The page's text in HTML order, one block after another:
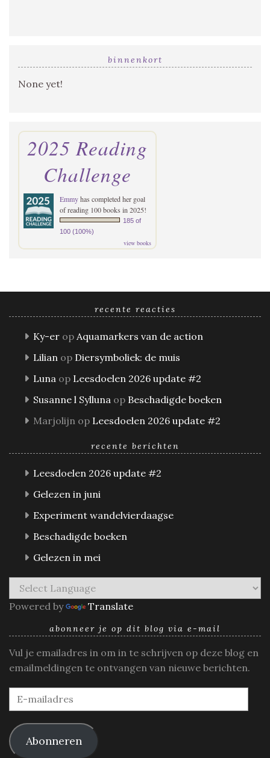
binnenkort
None yet!
2025 Reading
Challenge
Emmyhas completed her goal
of reading 100 books in 2025!
185 of
100 (100%)
view books
recente reacties
Ky-er op Aquamarkers van de action
Lilian op Diersymboliek: de muis
Luna op Leesdoelen 2026 update #2
Susanne l Sylluna op Beschadigde boeken
Marjolijn op Leesdoelen 2026 update #2
recente berichten
Leesdoelen 2026 update #2
Gelezen in juni
Experiment wandelvierdaagse
Beschadigde boeken
Gelezen in mei
Powered by Translate
abonneer je op dit blog via e-mail
Vul je emailadres in om in te schrijven op deze blog en
emailmeldingen te ontvangen van nieuwe berichten.
E-
mailadres
Abonneren